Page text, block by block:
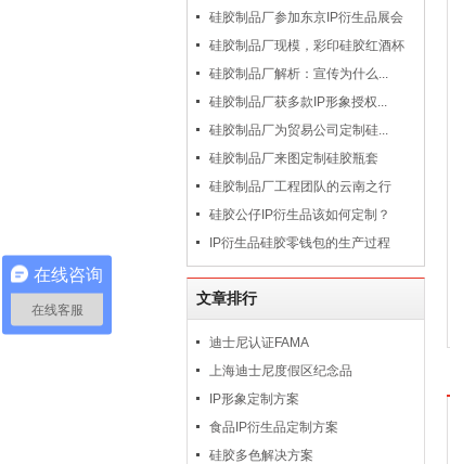
硅胶制品厂参加东京IP衍生品展会
硅胶制品厂现模，彩印硅胶红酒杯
硅胶制品厂解析：宣传为什么...
硅胶制品厂获多款IP形象授权...
硅胶制品厂为贸易公司定制硅...
硅胶制品厂来图定制硅胶瓶套
硅胶制品厂工程团队的云南之行
硅胶公仔IP衍生品该如何定制？
IP衍生品硅胶零钱包的生产过程
文章排行
迪士尼认证FAMA
上海迪士尼度假区纪念品
IP形象定制方案
食品IP衍生品定制方案
硅胶多色解决方案
在线咨询
在线客服